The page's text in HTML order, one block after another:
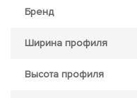
Бренд
Ширина профиля
Высота профиля